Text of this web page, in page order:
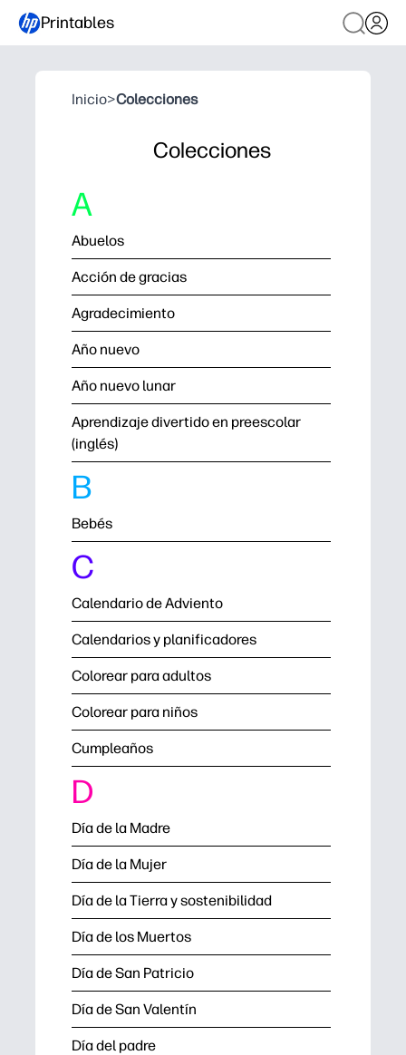
Printables
Inicio>Colecciones
Colecciones
A
Abuelos
Acción de gracias
Agradecimiento
Año nuevo
Año nuevo lunar
Aprendizaje divertido en preescolar
(inglés)
B
Bebés
C
Calendario de Adviento
Calendarios y planificadores
Colorear para adultos
Colorear para niños
Cumpleaños
D
Día de la Madre
Día de la Mujer
Día de la Tierra y sostenibilidad
Día de los Muertos
Día de San Patricio
Día de San Valentín
Día del padre